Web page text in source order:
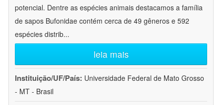
potencial. Dentre as espécies animais destacamos a família
de sapos Bufonidae contém cerca de 49 gêneros e 592
espécies distrib...
leia mais
Instituição/UF/País: Universidade Federal de Mato Grosso
- MT - Brasil